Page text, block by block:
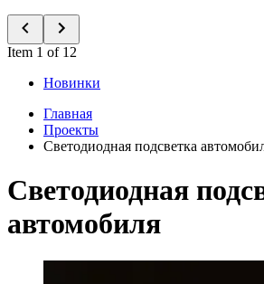
Item 1 of 12
Новинки
Главная
Проекты
Светодиодная подсветка
Светодиодная
автомобиля